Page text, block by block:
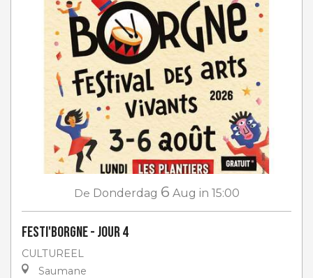
De Donderdag 6 Aug in 15:00
Festi'Borgne - jour 4
CULTUREEL
Saumane